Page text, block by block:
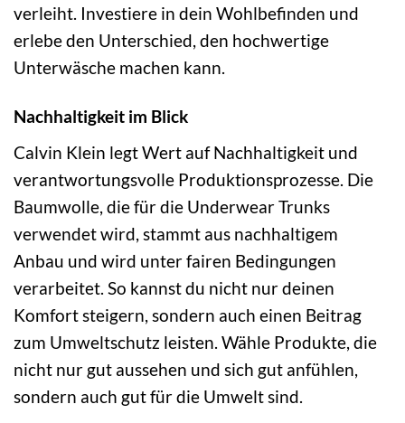
verleiht. Investiere in dein Wohlbefinden und
erlebe den Unterschied, den hochwertige
Unterwäsche machen kann.
Nachhaltigkeit im Blick
Calvin Klein legt Wert auf Nachhaltigkeit und
verantwortungsvolle Produktionsprozesse. Die
Baumwolle, die für die Underwear Trunks
verwendet wird, stammt aus nachhaltigem
Anbau und wird unter fairen Bedingungen
verarbeitet. So kannst du nicht nur deinen
Komfort steigern, sondern auch einen Beitrag
zum Umweltschutz leisten. Wähle Produkte, die
nicht nur gut aussehen und sich gut anfühlen,
sondern auch gut für die Umwelt sind.